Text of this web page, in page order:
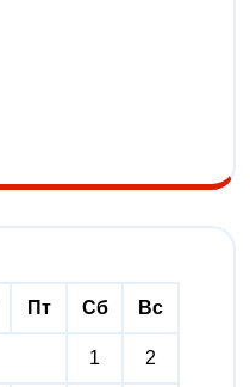
Пт Сб Вс
1 2